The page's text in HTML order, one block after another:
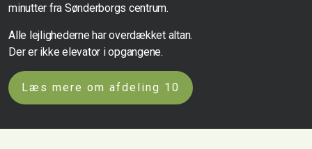
minutter fra Sønderborgs centrum.
Alle lejlighederne har overdækket altan.
Der er ikke elevator i opgangene.
Læs mere om afdeling 10